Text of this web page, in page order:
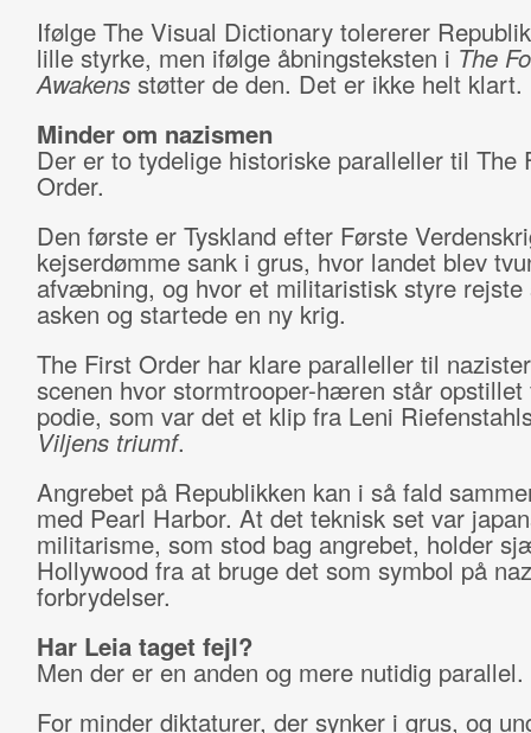
Ifølge The Visual Dictionary tolererer
lille styrke, men ifølge åbningsteksten i The
Awakensstøtter de den. Det er ikke helt klart.
Minder om nazismen
Der er to tydelige historiske paralleller til The
Order.
Den første er Tyskland efter Første
kejserdømme sank i grus, hvor landet blev
afvæbning, og hvor et militaristisk styre rejste
asken og startede en ny krig.
The First Order har klare paralleller til
scenen hvor stormtrooper-hæren står opstillet
podie, som var det et klip fra Leni
Viljens triumf.
Angrebet på Republikken kan i så fald
med Pearl Harbor. At det teknisk set var
militarisme, som stod bag angrebet, holder
Hollywood fra at bruge det som symbol på
forbrydelser.
Har Leia taget fejl?
Men der er en anden og mere nutidig parallel.
For minder diktaturer, der synker i grus, og